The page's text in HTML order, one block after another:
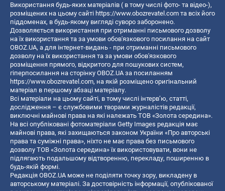
Використання будь-яких матеріалів ( в тому числі фото- та відео-),
розміщених на цьому сайті https://www.obozrevatel.com та всіх його
піддоменах, в будь-якому вигляді суворо заборонено.
Дозволяється використання при отриманні письмового дозволу
на їх використання та за умови обов'язкового посилання на сайт
OBOZ.UA, а для інтернет-видань - при отриманні письмового
дозволу на їх використання та за умови обов'язкового
розміщення прямого, відкритого для пошукових систем,
гіперпосилання на сторінку OBOZ.UA за посиланням
https://www.obozrevatel.com, на якій розміщено оригінальний
матеріал в першому абзаці матеріалу.
Всі матеріали на цьому сайті, в тому числі інтерв’ю, статті,
дослідження – є службовими творами журналістів редакції,
виключні майнові права на які належать ТОВ «Золота середина».
На всі опубліковані фотоматеріали Getty Images редакція має
майнові права, які захищаються законом України «Про авторські
права та суміжні права», ніхто не має права без письмового
дозволу ТОВ «Золота середина» їх використовувати, вони не
підлягають подальшому відтворенню, перекладу, поширенню в
будь-якій формі.
Редакція OBOZ.UA може не поділяти точку зору, викладену в
авторському матеріалі. За достовірність інформації, опублікованої